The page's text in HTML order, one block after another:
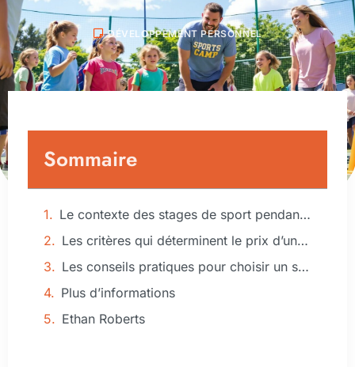
DÉVELOPPEMENT PERSONNEL
Sommaire
Le contexte des stages de sport pendant les vacances
Les critères qui déterminent le prix d’un stage de sport pendant les vacances
Les conseils pratiques pour choisir un stage de sport adapté à son budget et à son enfant
Plus d’informations
Ethan Roberts